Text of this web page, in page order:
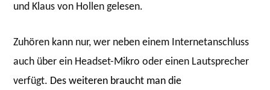
und Klaus von Hollen gelesen.
Zuhören kann nur, wer neben einem Internetanschluss
auch über ein Headset-Mikro oder einen Lautsprecher
verfügt. Des weiteren braucht man die